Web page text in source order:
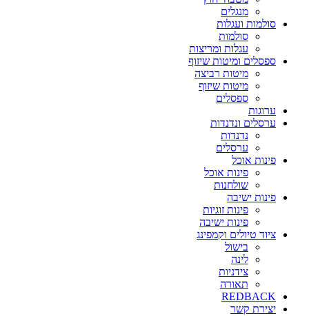
מנגלים
סולמות ועגלות
סולמות
עגלות ומריצות
ספסלים ומיטות שיזוף
מיטות רביצה
מיטות שיזוף
ספסלים
ערוגות
ערסלים ונדנדות
נדנדות
ערסלים
פינות אוכל
פינות אוכל
שולחנות
פינות ישיבה
פינות זוגיות
פינות ישיבה
ציוד טיולים וקמפינג
בישול
לינה
צידניות
תאורה
REDBACK
יצירת קשר